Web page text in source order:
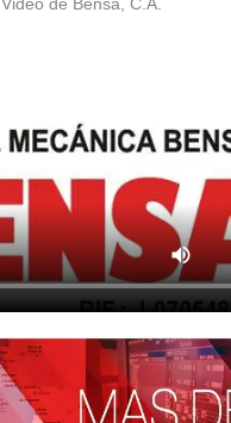
Video de Bensa, C.A.